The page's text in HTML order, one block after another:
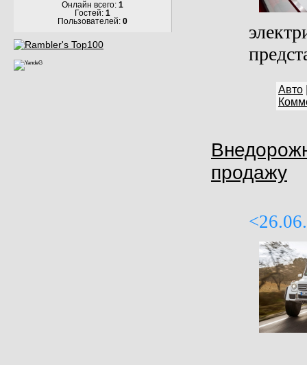
Онлайн всего: 1
Гостей: 1
Пользователей: 0
Авто
продажу